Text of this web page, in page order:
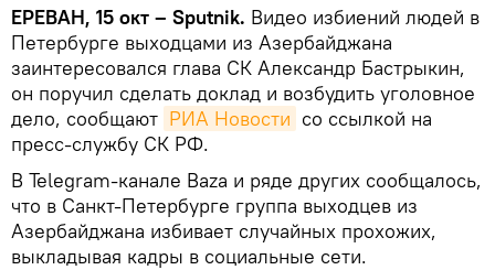
ЕРЕВАН, 15 окт – Sputnik. Видео избиений людей в
Петербурге выходцами из Азербайджана
заинтересовался глава СК Александр Бастрыкин,
он поручил сделать доклад и возбудить уголовное
дело, сообщают РИА Новости со ссылкой на
пресс-службу СК РФ.
В Telegram-канале Baza и ряде других сообщалось,
что в Санкт-Петербурге группа выходцев из
Азербайджана избивает случайных прохожих,
выкладывая кадры в социальные сети.